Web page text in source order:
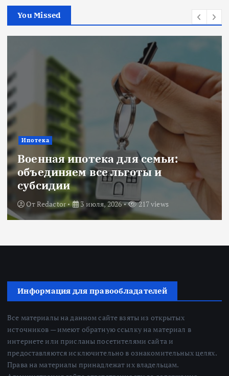
You Missed
Ипотека
Военная ипотека для семьи:
объединяем все льготы и
субсидии
ОтRedactor 3 июля, 2026 217 views
Информация для правообладателей
Все материалы на данном сайте взяты из открытых
источников — имеют обратную ссылку на материал в
интернете или присланы посетителями сайта и
предоставляются исключительно в ознакомительных целях.
Права на материалы принадлежат их владельцам.